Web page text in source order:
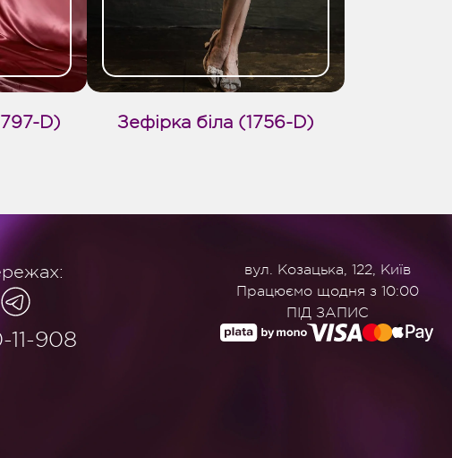
D) Зефірка біла (1756-D)
11-908
вул. Козацька, 122, Київ
Працюємо щодня з 10:00
ПІД ЗАПИС